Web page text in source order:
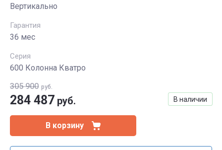
Вертикально
Гарантия
36 мес
Серия
600 Колонна Кватро
В наличии
305 900 руб.
284 487 руб.
В корзину